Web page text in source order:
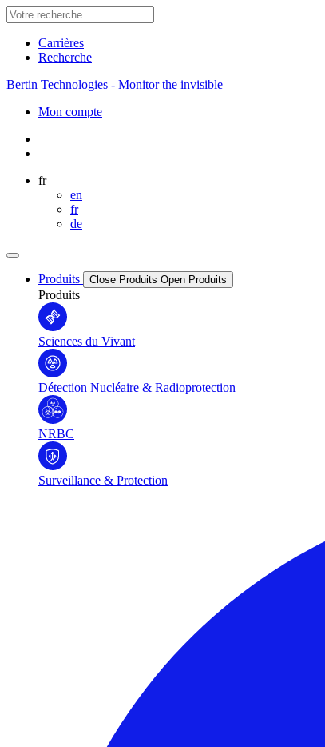
Carrières
Recherche
Bertin Technologies - Monitor the invisible
Mon compte
fr
en
fr
de
Produits Close Produits Open Produits
Produits
Sciences du Vivant
Détection Nucléaire & Radioprotection
NRBC
Surveillance & Protection